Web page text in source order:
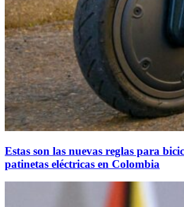
Estas son las nuevas reglas para
patinetas eléctricas en Colombia